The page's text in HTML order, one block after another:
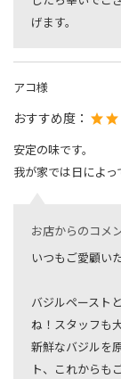
げます。
アコ様
おすすめ度：
安定の味です。
我が家では日によっ
お店からのコメ
いつもご愛顧い
バジルペースト
ね！スタッフも
新鮮なバジルを
ト、これからも